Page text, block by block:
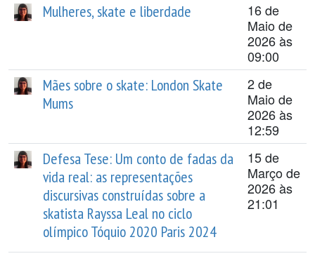
Mulheres, skate e liberdade
16 de
Maio de
2026 às
09:00
Mães sobre o skate: London Skate
Mums
2 de
Maio de
2026 às
12:59
Defesa Tese: Um conto de fadas da
vida real: as representações
discursivas construídas sobre a
skatista Rayssa Leal no ciclo
olímpico Tóquio 2020 Paris 2024
15 de
Março de
2026 às
21:01